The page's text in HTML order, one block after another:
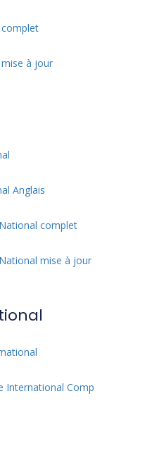
complet
à jour
Anglais
complet
mise à jour
International Comp